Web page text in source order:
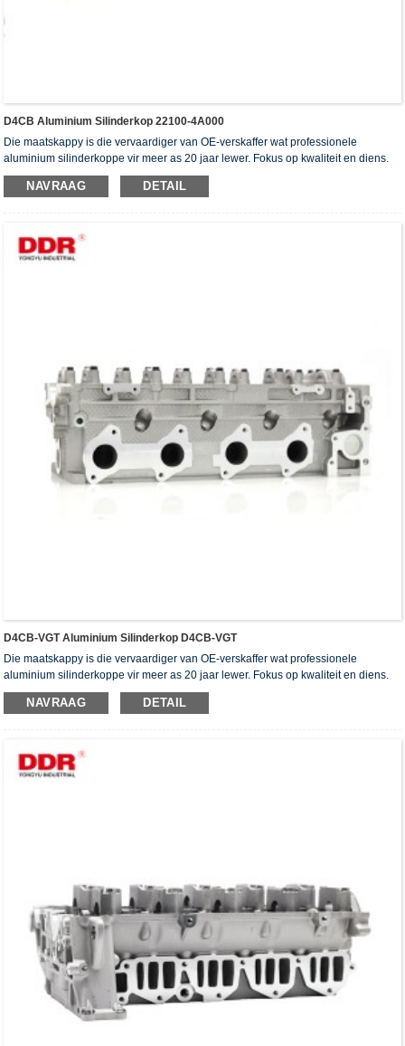
D4CB Aluminium Silinderkop 22100-4A000
Die maatskappy is die vervaardiger van OE-verskaffer wat professionele
aluminium silinderkoppe vir meer as 20 jaar lewer. Fokus op kwaliteit en diens.
Die silinderkoppe het die ISO16949-verifikasiesertifikaat, "die hoë verseëling
silinderkop", "die lang lewensduur van die silinderkop" en die ander 5
NAVRAAG DETAIL
D4CB-VGT Aluminium Silinderkop D4CB-VGT
Die maatskappy is die vervaardiger van OE-verskaffer wat professionele
aluminium silinderkoppe vir meer as 20 jaar lewer. Fokus op kwaliteit en diens.
Die silinderkoppe het die ISO16949-verifikasiesertifikaat, "die hoë verseëling
silinderkop", "die lang lewensduur van die silinderkop" en die ander 5
NAVRAAG DETAIL